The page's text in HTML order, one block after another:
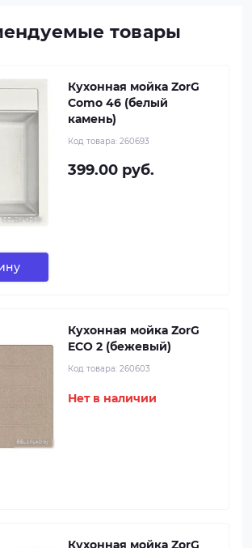
товары
Кухонная мойка ZorG
Como 46 (белый
камень)
Код товара: 260693
399.00 руб.
Кухонная мойка ZorG
ECO 2 (бежевый)
Код товара: 260603
Нет в наличии
Кухонная мойка ZorG